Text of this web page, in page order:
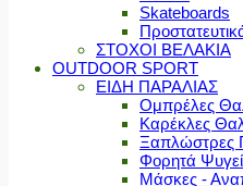
Skateboards
ΣΤΟΧΟΙ ΒΕΛΑΚΙΑ
OUTDOOR SPORT
ΕΙΔΗ ΠΑΡΑΛΙΑΣ
Ομπρέλες
Καρέκλες
Ξαπλώστρες
Φορητά
Μάσκες -